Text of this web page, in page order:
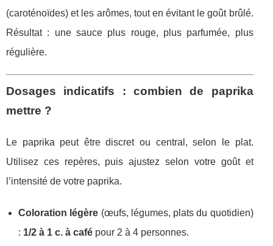
(caroténoïdes) et les arômes, tout en évitant le goût brûlé.
Résultat : une sauce plus rouge, plus parfumée, plus
régulière.
Dosages indicatifs : combien de paprika
mettre ?
Le paprika peut être discret ou central, selon le plat.
Utilisez ces repères, puis ajustez selon votre goût et
l’intensité de votre paprika.
Coloration légère (œufs, légumes, plats du quotidien)
: 1/2 à 1 c. à café pour 2 à 4 personnes.